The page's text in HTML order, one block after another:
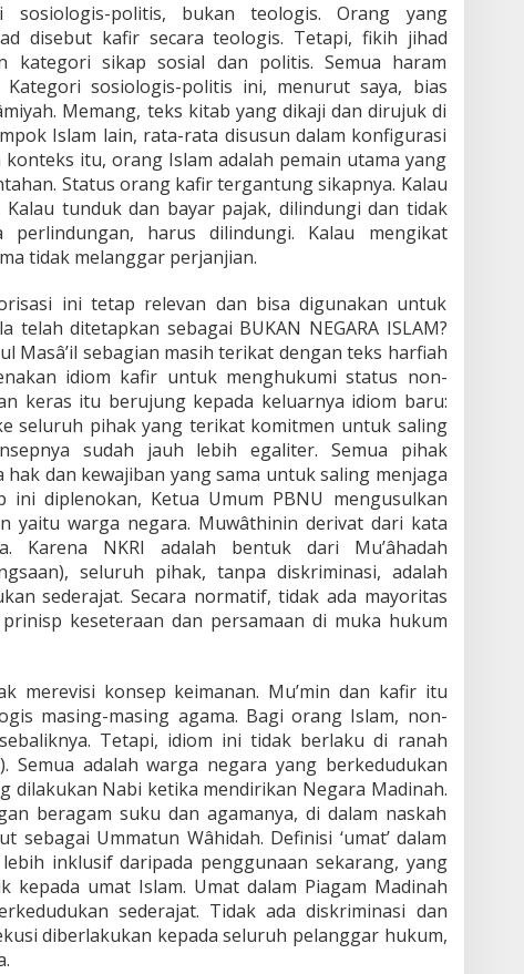
politis, bukan teologis. Orang yang
disebut kafir secara teologis. Tetapi, fikih jihad
kategori sikap sosial dan politis. Semua haram
sosiologis-politis ini, menurut saya, bias
Memang, teks kitab yang dikaji dan dirujuk di
Islam lain, rata-rata disusun dalam konfigurasi
itu, orang Islam adalah pemain utama yang
Status orang kafir tergantung sikapnya. Kalau
tunduk dan bayar pajak, dilindungi dan tidak
perlindungan, harus dilindungi. Kalau mengikat
tidak melanggar perjanjian.
ini tetap relevan dan bisa digunakan untuk
telah ditetapkan sebagai BUKAN NEGARA ISLAM?
Masâ’il sebagian masih terikat dengan teks harfiah
idiom kafir untuk menghukumi status non-
keras itu berujung kepada keluarnya idiom baru:
seluruh pihak yang terikat komitmen untuk saling
sudah jauh lebih egaliter. Semua pihak
dan kewajiban yang sama untuk saling menjaga
ini diplenokan, Ketua Umum PBNU mengusulkan
yaitu warga negara. Muwâthinin derivat dari kata
Karena NKRI adalah bentuk dari Mu’âhadah
seluruh pihak, tanpa diskriminasi, adalah
sederajat. Secara normatif, tidak ada mayoritas
keseteraan dan persamaan di muka hukum
merevisi konsep keimanan. Mu’min dan kafir itu
masing-masing agama. Bagi orang Islam, non-
Tetapi, idiom ini tidak berlaku di ranah
Semua adalah warga negara yang berkedudukan
dilakukan Nabi ketika mendirikan Negara Madinah.
beragam suku dan agamanya, di dalam naskah
sebagai Ummatun Wâhidah. Definisi ‘umat’ dalam
inklusif daripada penggunaan sekarang, yang
kepada umat Islam. Umat dalam Piagam Madinah
sederajat. Tidak ada diskriminasi dan
diberlakukan kepada seluruh pelanggar hukum,